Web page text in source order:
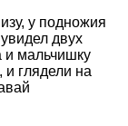
у подножия
двух
и мальчишку
и глядели на